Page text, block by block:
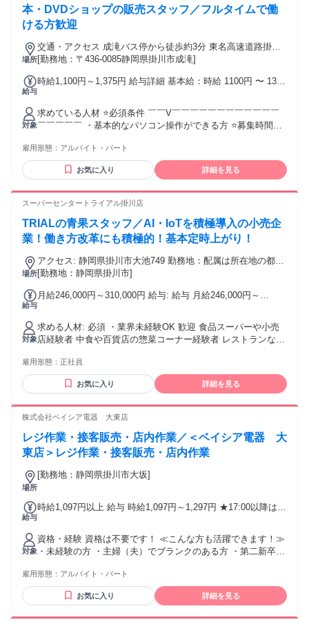
本・DVDショップの販売スタッフ／フルタイムで働
ける方歓迎
場所
交通・アクセス 成滝バス停から徒歩約3分 東名高速道路掛川
ICから車で約10分
[勤務地：〒436-0085静岡県掛川市成滝]
給与
時給1,100円～1,375円 給与詳細 基本給：時給 1100円 〜 1375
対象
求めている人材 ⭐必須条件 ￣￣V￣￣￣￣￣￣￣￣￣￣￣￣
￣￣￣￣￣ ・基本的なパソコン操作ができる方 ⭐募集時間帯
00 (2)18：00～翌2：00（日曜日・月曜日） (3)2：00～10：00
・土曜・日曜に働ける方歓迎 ⭐歓迎条件 ￣￣V￣￣￣￣￣￣
￣￣￣￣￣￣￣￣￣￣￣ ・コンビニでの勤務経験がある方 ・
夜間勤務の経験がある方 ・レジ経験のある方 ⭐こんな方にお
裏方作業の両方を経験したい方
雇用形態： アルバイト・パート
お気に入り 詳細を見る
スーパーセンタートライアル掛川店
TRIALの青果スタッフ／AI・IoTを積極導入の小売企
業！働き方改革にも積極的！基本定時上がり！
場所
アクセス: 静岡県掛川市大池749 勤務地：配属は所在地の都道
府県 ※初任地は最寄りの店舗又は希望エリアを優先し配属し
きます。
[勤務地：静岡県掛川市]
給与
月給246,000円～310,000円 給与: 給与 月給246,000円～
す。 ※リージョナル勤務（ブロック内転勤あり）：月給
250,000円～ 全国勤務：月給260,000円～ 【カテゴリーマネ
ージャー採用の場合】 月給282,000円～400,000円 【バイヤー
経験がある方】 月給380,000円～ ※当社規定の採用基準によ
す。 ※試用期間2ヶ月（賃金同一） 給与にプラスしてもらえ
る手当・インセンティブ ◎残業手当 ◎住宅手当 ◎通勤手当
◎家族手当 ◎資格手当 ◎職位手当 ◎単身手当 ◎残業手当
（全額支給） ◎深夜手当 ※一部、店舗により異なります ※
固定残業・みなし残業なし！残業分は1分単位で支給！ （実
績：月平均残業時間13.25h以下）
対象
求める人材: 必須 ・業界未経験OK 歓迎 食品スーパーや小売
店経験者 中食や百貨店の惣菜コーナー経験者 レストランなど
場に詳しい方 食品加工スキルがある方 小売業での経験がある
方
雇用形態： 正社員
お気に入り 詳細を見る
株式会社ベイシア電器 大東店
レジ作業・接客販売・店内作業／＜ベイシア電器 大
東店＞レジ作業・接客販売・店内作業
場所
[勤務地：静岡県掛川市大坂]
給与
時給1,097円以上 給与 時給1,097円～1,297円 ★17:00以降は時
て昇給あり
対象
資格・経験 資格は不要です！ ≪こんな方も活躍できます！≫
・未経験の方 ・主婦（夫）でブランクのある方 ・第二新卒の
パートから正社員を目指したい方 ・販売、サービスなどの接
客経験を活かしたい方 ・接客スキル・サービススキルに自信
を付けたい方 ・笑顔で一生懸命取り組める方
雇用形態： アルバイト・パート
お気に入り 詳細を見る